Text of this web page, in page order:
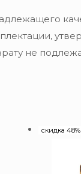
не
скидка 48%